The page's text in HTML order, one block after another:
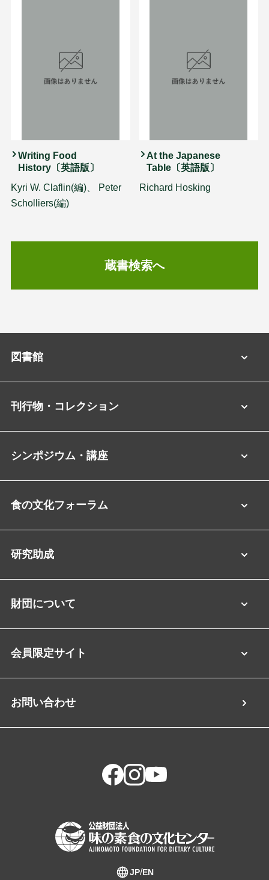
Writing Food
History〔英語版〕
Kyri W. Claflin(編)、 Peter
Scholliers(編)
At the Japanese
Table〔英語版〕
Richard Hosking
蔵書検索へ
図書館
刊行物・コレクション
シンポジウム・講座
食の文化フォーラム
研究助成
財団について
会員限定サイト
お問い合わせ
JP EN